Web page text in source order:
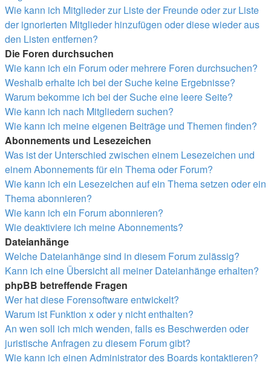
Wie kann ich Mitglieder zur Liste der Freunde oder zur Liste
der ignorierten Mitglieder hinzufügen oder diese wieder aus
den Listen entfernen?
Die Foren durchsuchen
Wie kann ich ein Forum oder mehrere Foren durchsuchen?
Weshalb erhalte ich bei der Suche keine Ergebnisse?
Warum bekomme ich bei der Suche eine leere Seite?
Wie kann ich nach Mitgliedern suchen?
Wie kann ich meine eigenen Beiträge und Themen finden?
Abonnements und Lesezeichen
Was ist der Unterschied zwischen einem Lesezeichen und
einem Abonnements für ein Thema oder Forum?
Wie kann ich ein Lesezeichen auf ein Thema setzen oder ein
Thema abonnieren?
Wie kann ich ein Forum abonnieren?
Wie deaktiviere ich meine Abonnements?
Dateianhänge
Welche Dateianhänge sind in diesem Forum zulässig?
Kann ich eine Übersicht all meiner Dateianhänge erhalten?
phpBB betreffende Fragen
Wer hat diese Forensoftware entwickelt?
Warum ist Funktion x oder y nicht enthalten?
An wen soll ich mich wenden, falls es Beschwerden oder
juristische Anfragen zu diesem Forum gibt?
Wie kann ich einen Administrator des Boards kontaktieren?